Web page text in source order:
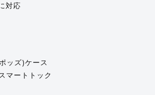
対応
ッズ)ケース
マートトック